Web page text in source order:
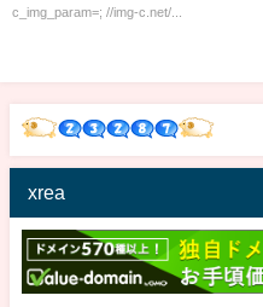
c_img_param=; //img-c.net/...
xrea